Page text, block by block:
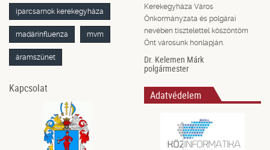
iparcsarnok kerekegyháza
madárinfluenza mvm
áramszünet
Kapcsolat
Kerekegyháza Város
Önkormányzata és polgárai
nevében tisztelettel köszöntöm
Önt városunk honlapján.
Dr. Kelemen Márk
polgármester
Adatvédelem